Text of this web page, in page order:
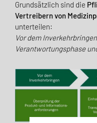
Grundsätzlich sind die
Vertreibern von
unterteilen:
Vor dem
Verantwortungsphase